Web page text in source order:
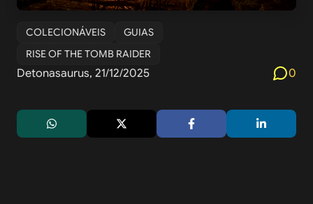
COLECIONÁVEIS
GUIAS
RISE OF THE TOMB RAIDER
Detonasaurus, 21/12/2025 0